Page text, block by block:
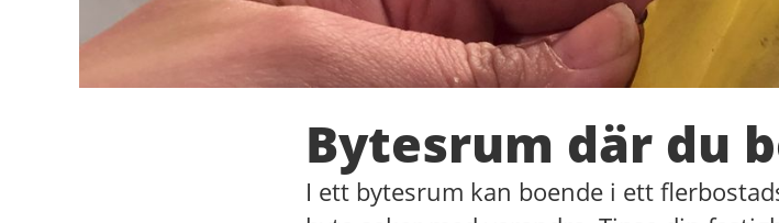
Bytesrum där du
I ett bytesrum kan boende i ett